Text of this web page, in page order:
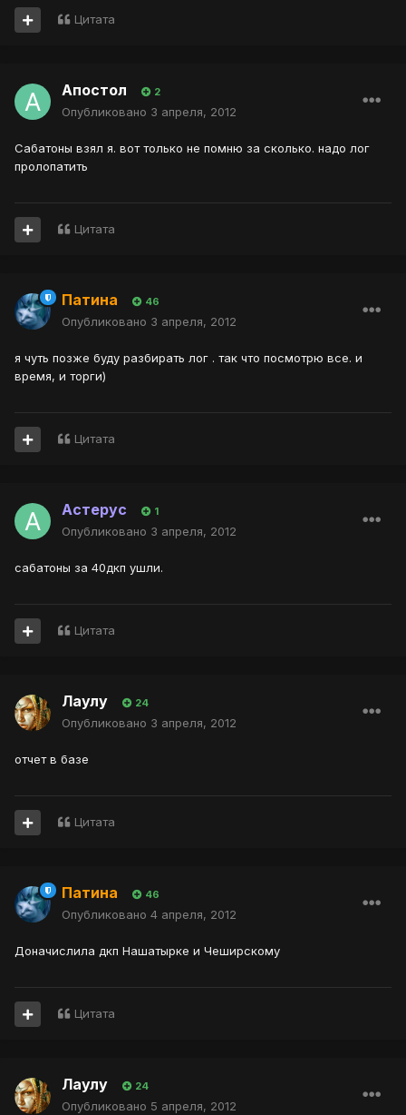
Цитата
Апостол 2
Опубликовано 3 апреля, 2012
Сабатоны взял я. вот только не помню за сколько. надо лог
пролопатить
Цитата
Патина 46
Опубликовано 3 апреля, 2012
я чуть позже буду разбирать лог . так что посмотрю все. и
время, и торги)
Цитата
Астерус 1
Опубликовано 3 апреля, 2012
сабатоны за 40дкп ушли.
Цитата
Лаулу 24
Опубликовано 3 апреля, 2012
отчет в базе
Цитата
Патина 46
Опубликовано 4 апреля, 2012
Доначислила дкп Нашатырке и Чеширскому
Цитата
Лаулу 24
Опубликовано 5 апреля, 2012